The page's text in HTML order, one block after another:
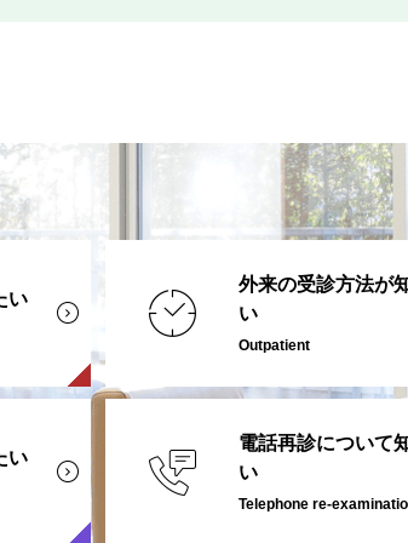
い
外来の受診方法が
い
Outpatient
い
電話再診について
い
Telephone re-